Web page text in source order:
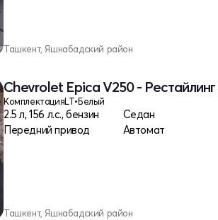
Ташкент, Яшнабадский район
Chevrolet Epica V250 - Рестайлинг
КомплектацияLT•Белый
2.5 л, 156 л.с., бензин
Седан
Передний привод
Автомат
Ташкент, Яшнабадский район